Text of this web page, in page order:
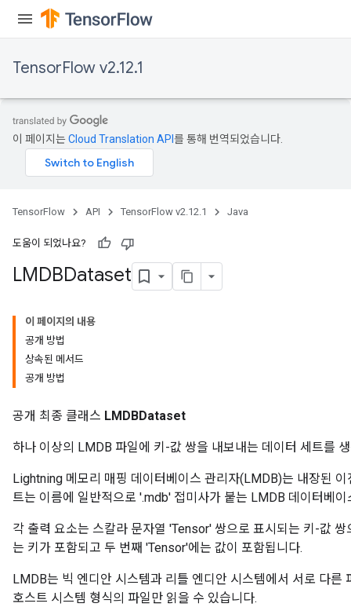
TensorFlow v2.12.1
이 페이지는Cloud Translation API 를 통해 번역되었습니다.
TensorFlow API TensorFlow v2.12.1 Java
도움이 되었나요?
LMDBDataset
이 페이지의 내용
공개 방법
상속된 메서드
공개 방법
공개 최종 클래스 LMDBDataset
하나 이상의 LMDB 파일에 키-값 쌍을 내보내는 데이터 세트를
Lightning 메모리 매핑 데이터베이스 관리자(LMDB)는 내장된
트는 이름에 일반적으로 '.mdb' 접미사가 붙는 LMDB 데이터베
각 출력 요소는 스칼라 문자열 'Tensor' 쌍으로 표시되는 키-값
는 키가 포함되고 두 번째 'Tensor'에는 값이 포함됩니다.
LMDB는 빅 엔디안 시스템과 리틀 엔디안 시스템에서 서로 다
호스트 시스템 형식의 파일만 읽을 수 있습니다.